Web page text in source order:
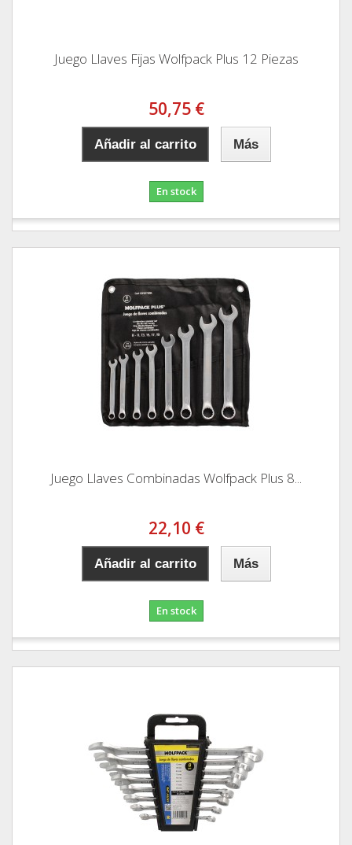
Juego Llaves Fijas Wolfpack Plus 12 Piezas
50,75 €
Añadir al carrito Más
En stock
Juego Llaves Combinadas Wolfpack Plus 8...
22,10 €
Añadir al carrito Más
En stock